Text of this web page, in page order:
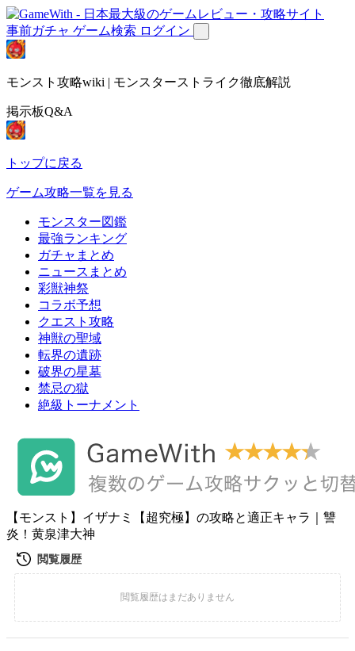
事前ガチャ ゲーム検索 ログイン
モンスト攻略wiki | モンスターストライク徹底解説
掲示板Q&A
トップに戻る
ゲーム攻略一覧を見る
モンスター図鑑
最強ランキング
ガチャまとめ
ニュースまとめ
彩獣神祭
コラボ予想
クエスト攻略
神獣の聖域
転界の遺跡
破界の星墓
禁忌の獄
絶級トーナメント
【モンスト】イザナミ【超究極】の攻略と適正キャラ｜讐
炎！黄泉津大神